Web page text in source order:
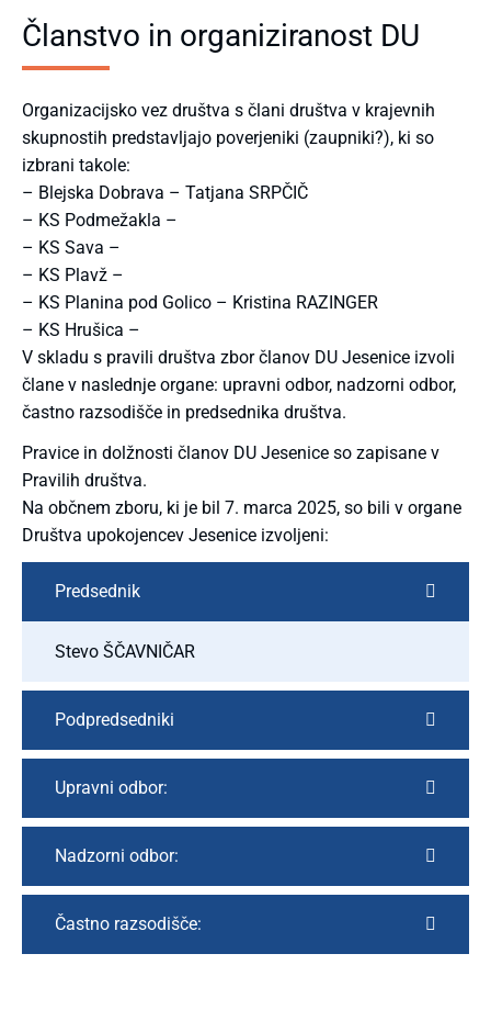
Članstvo in organiziranost DU
Organizacijsko vez društva s člani društva v krajevnih
skupnostih predstavljajo poverjeniki (zaupniki?), ki so
izbrani takole:
– Blejska Dobrava – Tatjana SRPČIČ
– KS Podmežakla –
– KS Sava –
– KS Plavž –
– KS Planina pod Golico – Kristina RAZINGER
– KS Hrušica –
V skladu s pravili društva zbor članov DU Jesenice izvoli
člane v naslednje organe: upravni odbor, nadzorni odbor,
častno razsodišče in predsednika društva.
Pravice in dolžnosti članov DU Jesenice so zapisane v
Pravilih društva.
Na občnem zboru, ki je bil 7. marca 2025, so bili v organe
Društva upokojencev Jesenice izvoljeni:
Predsednik
Stevo ŠČAVNIČAR
Podpredsedniki
Upravni odbor:
Nadzorni odbor:
Častno razsodišče: